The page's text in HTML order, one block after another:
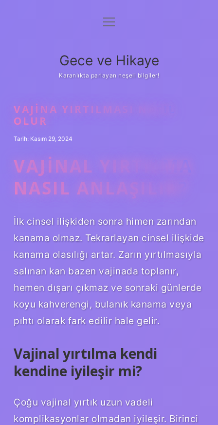
Anasayfa
Yasal Uyarı
menüyü
Gece ve Hikaye
Karanlıkta parlayan neşeli bilgiler!
VAJINA YIRTILMASI NASIL
OLUR
Tarih: Kasım 29, 2024
VAJINAL YIRTILMA
NASIL ANLAŞILIR?
İlk cinsel ilişkiden sonra himen zarından
kanama olmaz. Tekrarlayan cinsel ilişkide
kanama olasılığı artar. Zarın yırtılmasıyla
salınan kan bazen vajinada toplanır,
hemen dışarı çıkmaz ve sonraki günlerde
koyu kahverengi, bulanık kanama veya
pıhtı olarak fark edilir hale gelir.
Vajinal yırtılma kendi
kendine iyileşir mi?
Çoğu vajinal yırtık uzun vadeli
komplikasyonlar olmadan iyileşir. Birinci